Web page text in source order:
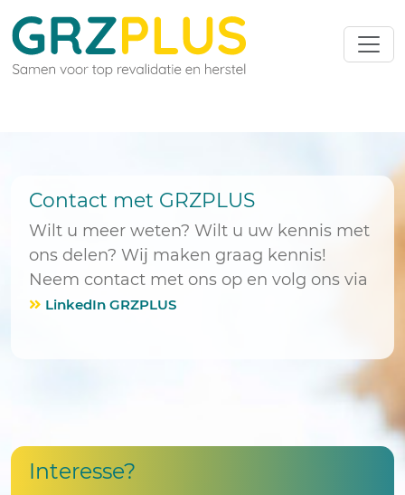
Contact met GRZPLUS
Wilt u meer weten? Wilt u uw kennis met
ons delen? Wij maken graag kennis!
Neem contact met ons op en volg ons via
LinkedIn GRZPLUS
Interesse?